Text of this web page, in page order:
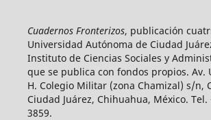
Cuadernos Fronterizos, publicación
Universidad Autónoma de Ciudad
Instituto de Ciencias Sociales y
que se publica con fondos propios. Av.
H. Colegio Militar (zona Chamizal) s/n,
Ciudad Juárez, Chihuahua, México. Tel.
3859.